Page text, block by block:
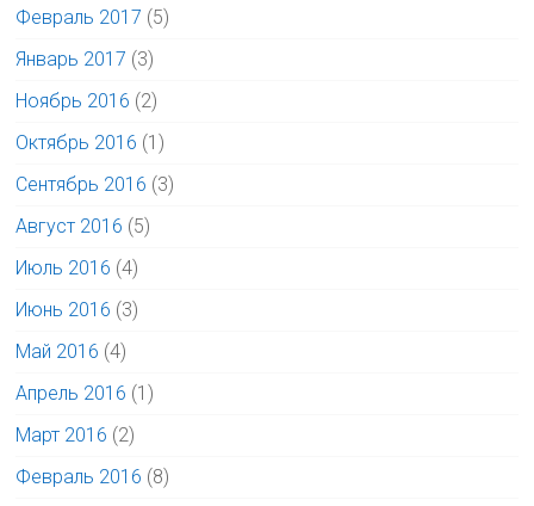
Февраль 2017 (5)
Январь 2017 (3)
Ноябрь 2016 (2)
Октябрь 2016 (1)
Сентябрь 2016 (3)
Август 2016 (5)
Июль 2016 (4)
Июнь 2016 (3)
Май 2016 (4)
Апрель 2016 (1)
Март 2016 (2)
Февраль 2016 (8)